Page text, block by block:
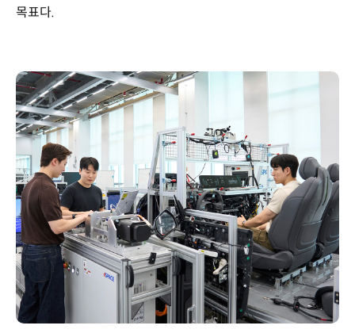
목표다.